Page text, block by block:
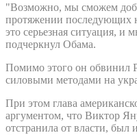
"Возможно, мы сможем
протяжении последующих
это серьезная ситуация, и
подчеркнул Обама.
Помимо этого он обвинил
силовыми методами на
При этом глава
аргументом, что Виктор
отстранила от власти, был